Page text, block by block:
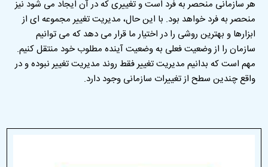
هر سازمانی منحصر به فرد است و تغییری که در آن ایجاد می شود نیز
منحصر به فرد خواهد بود. با این حال، مدیریت تغییر مجموعه ای از
ابزارها و بهترین روشی را در اختیار ما قرار می دهد که می توانیم
سازمان را از وضعیت فعلی به وضعیت آینده مطلوب خود منتقل کنیم.
مهم است که بدانیم مدیریت تغییر فقط روند مدیریت تغییر نبوده و در
واقع چندین سطح از تغییرات سازمانی وجود دارد.